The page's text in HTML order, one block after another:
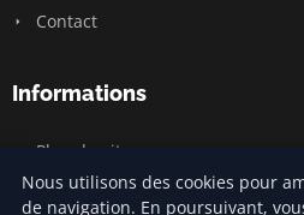
Contact
Informations
Plan du site
Nous utilisons des cookies pour
de navigation. En poursuivant,